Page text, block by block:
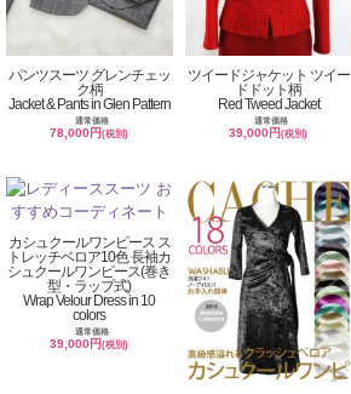
パンツスーツ グレンチェッ
ク柄
Jacket & Pants in Glen Pattern
通常価格
78,000円(税別)
ツイードジャケット ツイー
ドドット柄
Red Tweed Jacket
通常価格
39,000円(税別)
カシュクールワンピース ス
トレッチベロア10色 長袖カ
シュクールワンピース(巻き
型・ラップ式)
Wrap Velour Dress in 10
colors
通常価格
39,000円(税別)